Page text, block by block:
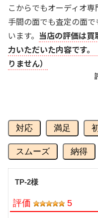
こからでもオーディオ
手間の面でも査定の面
います。 当店の評価は
力いただいた内容です
りません）
対応 満足
スムーズ 納得
TP-2様
評価 5